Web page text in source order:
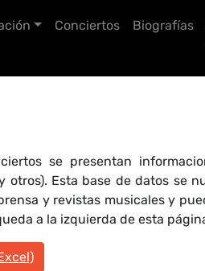
Conciertos Biografías
se presentan
otros). Esta base de datos se
y revistas musicales y
a la izquierda de esta